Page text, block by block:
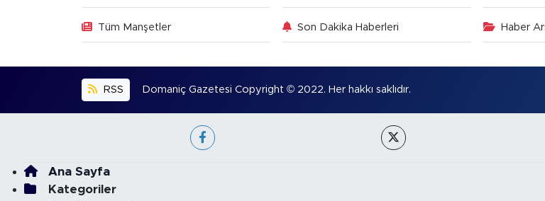
Tüm Manşetler Son Dakika Haberleri Haber
RSS Domaniç Gazetesi Copyright © 2022. Her hakkı saklıdır.
Ana Sayfa
Kategoriler